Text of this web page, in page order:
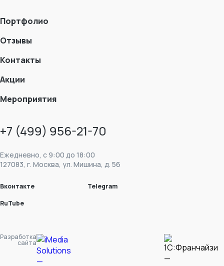
Портфолио
Отзывы
Контакты
Акции
Мероприятия
Вконтакте
Telegram
RuTube
+7 (499) 956-21-70
Ежедневно, c 9:00 до 18:00
127083, г. Москва, ул. Мишина, д. 56
Разработка
сайта